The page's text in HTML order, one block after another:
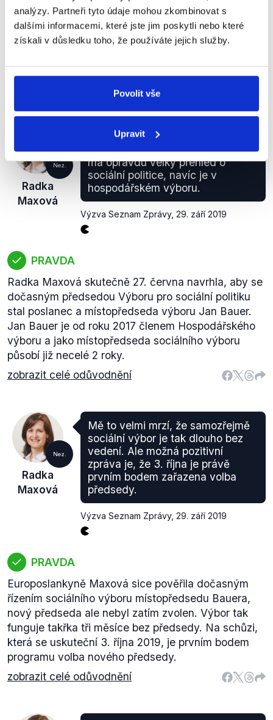
analýzy. Partneři tyto údaje mohou zkombinovat s
dalšími informacemi, které jste jim poskytli nebo které
získali v důsledku toho, že používáte jejich služby.
Povolit vše
Upravit
smlouvu počítá se zvýšením rodičovského
příspěvku o 80 tis. Kč. O způsobu navýšení se vedly
v koalici skutečně spory. Jednou z možností bylo i
nepodporovala.
Nez.
Radka
Maxová
Tak já jsem navrhla pana Bauera,
protože je to kompetentní člověk a
má opravdu velký přehled o
sociální politice, navíc je v
hospodářském výboru.
Výzva Seznam Zprávy, 29. září 2019
PRAVDA
Radka Maxová skutečně 27. června navrhla, aby se
dočasným předsedou Výboru pro sociální politiku
stal poslanec a místopředseda výboru Jan Bauer.
Jan Bauer je od roku 2017 členem Hospodářského
výboru a jako místopředseda sociálního výboru
působí již necelé 2 roky.
zobrazit celé odůvodnění
Nez.
Radka
Maxová
Mě to velmi mrzí, že samozřejmě
sociální výbor je tak dlouho bez
vedení. Ale možná pozitivní
zpráva je, že 3. října je právě
prvním bodem zařazena volba
předsedy.
Výzva Seznam Zprávy, 29. září 2019
PRAVDA
Europoslankyně Maxová sice pověřila dočasným
řízením sociálního výboru místopředsedu Bauera,
nový předseda ale nebyl zatím zvolen. Výbor tak
funguje takřka tři měsíce bez předsedy. Na schůzi,
která se uskuteční 3. října 2019, je prvním bodem
programu volba nového předsedy.
zobrazit celé odůvodnění